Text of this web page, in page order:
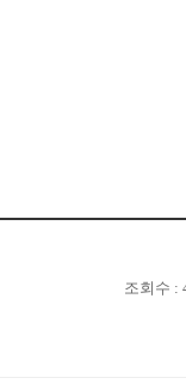
조회수 :